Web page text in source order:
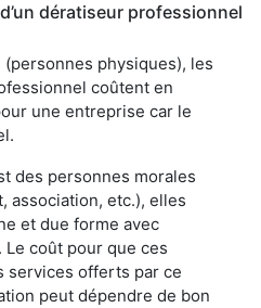
dératiseur professionnel
physiques), les
coûtent en
une entreprise car le
des personnes morales
association, etc.), elles
et due forme avec
Le coût pour que ces
services offerts par ce
peut dépendre de bon